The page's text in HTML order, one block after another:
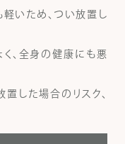
に合わせ
治療の選択
し、心から納
いため、つい放置し
、全身の健康にも悪
した場合のリスク、